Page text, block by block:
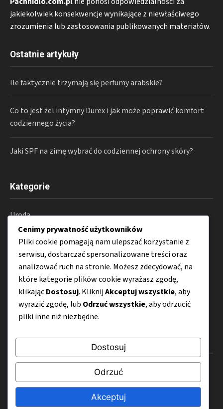
jakiekolwiek konsekwencje wynikające z niewłaściwego
zrozumienia lub zastosowania publikowanych materiałów.
Ostatnie artykuły
Ile faktycznie trzymają się perfumy arabskie?
Co to jest żel intymny Durex i jak może poprawić komfort
codziennego życia?
Jaki SPF na zimę wybrać do codziennej ochrony skóry?
Kategorie
Uroda
Zdrowie
Wellness
Porady
Perfumy
Kosmetyki
Menu
Kontakt
Mapa strony
Cenimy prywatność użytkowników
Pliki cookie pomagają nam ulepszać korzystanie z
serwisu, dostarczać spersonalizowane treści oraz
analizować ruch na stronie. Możesz zdecydować, na
które kategorie plików cookie wyrażasz zgodę,
klikającDostosuj. KliknijAkceptuj wszystkie, aby
wyrazić zgodę, lub Odrzuć wszystkie, aby odrzucić
pliki inne niż niezbędne.
Dostosuj
Odrzuć
Akceptuj